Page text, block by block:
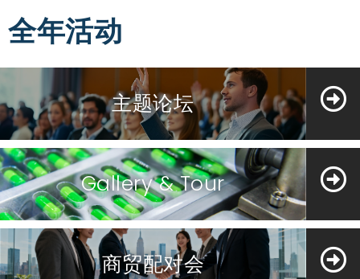
全年活动
主题论坛
Gallery & Tour
商贸配对会